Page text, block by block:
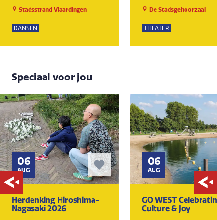
Stadsstrand Vlaardingen
DANSEN
De Stadsgehoorzaal
THEATER
Speciaal voor jou
06
AUG
Herdenking Hiroshima-
Nagasaki 2026
06
AUG
GO WEST
Culture & Joy